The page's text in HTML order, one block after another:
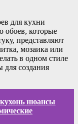
для кухни
обоев, которые
представляют
мозаика или
в одном стиле
для создания
нюансы